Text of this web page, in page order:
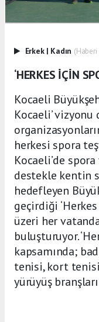
Erkek | Kadın
‘HERKES İÇİN
Kocaeli
Kocaeli’
herkesi spora
Kocaeli’de
destekle kentin
hedefleyen
geçirdiği
üzeri her
buluşturuyor.
kapsamında;
tenisi, kort
yürüyüş